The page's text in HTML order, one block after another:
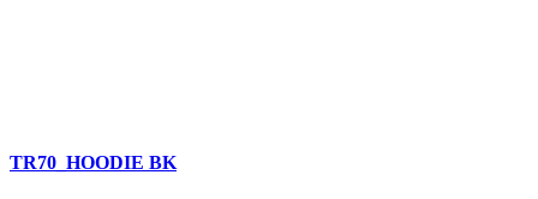
TR70_HOODIE BK